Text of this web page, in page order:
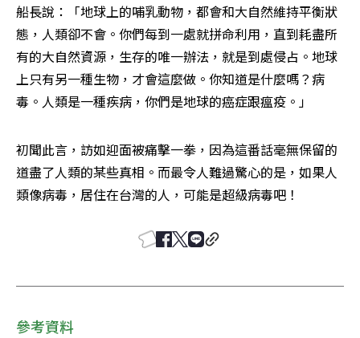
船長說：「地球上的哺乳動物，都會和大自然維持平衡狀
態，人類卻不會。你們每到一處就拼命利用，直到耗盡所
有的大自然資源，生存的唯一辦法，就是到處侵占。地球
上只有另一種生物，才會這麼做。你知道是什麼嗎？病
毒。人類是一種疾病，你們是地球的癌症跟瘟疫。」
初聞此言，訪如迎面被痛擊一拳，因為這番話毫無保留的
道盡了人類的某些真相。而最令人難過驚心的是，如果人
類像病毒，居住在台灣的人，可能是超級病毒吧！
參考資料